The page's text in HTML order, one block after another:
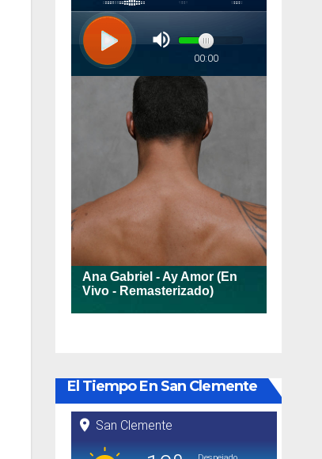
El Tiempo En San Clemente